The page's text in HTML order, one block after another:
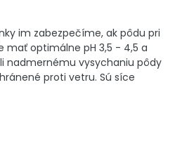
im zabezpečíme, ak pôdu pri
mať optimálne pH 3,5 - 4,5 a
nadmernému vysychaniu pôdy
proti vetru. Sú síce